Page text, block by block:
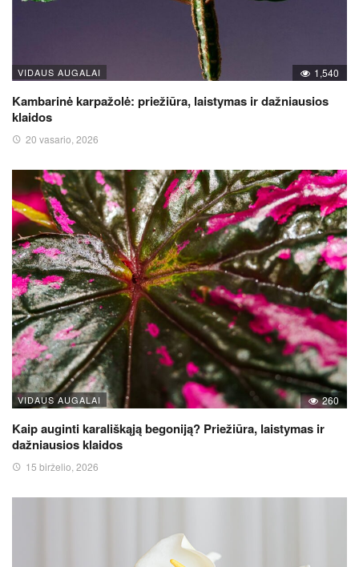
VIDAUS AUGALAI 1,540
Kambarinė karpažolė: priežiūra, laistymas ir dažniausios
klaidos
20 vasario, 2026
VIDAUS AUGALAI 260
Kaip auginti karališkąją begoniją? Priežiūra, laistymas ir
dažniausios klaidos
15 birželio, 2026